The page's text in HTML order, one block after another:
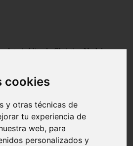
cookies
y otras técnicas de
tu experiencia de
web, para
personalizados y
foto inédita de Christian Nodal y
terminar su relación